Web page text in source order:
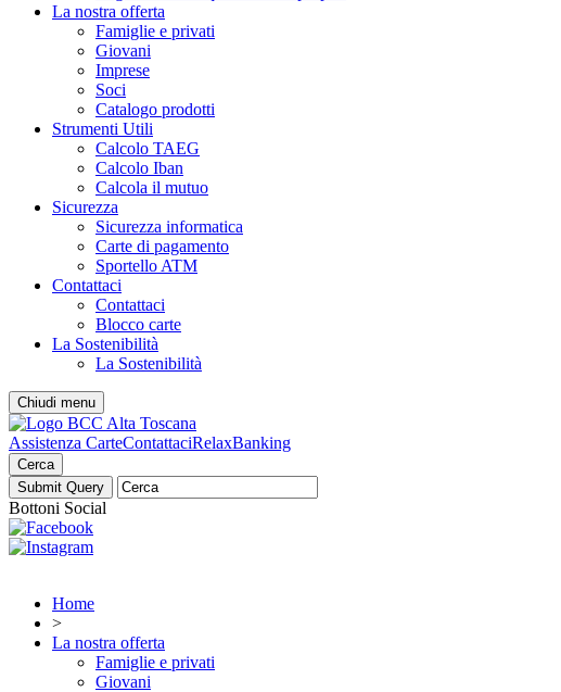
La nostra offerta
Famiglie e privati
Giovani
Imprese
Soci
Catalogo prodotti
Strumenti Utili
Calcolo TAEG
Calcolo Iban
Calcola il mutuo
Sicurezza
Sicurezza informatica
Carte di pagamento
Sportello ATM
Contattaci
Contattaci
Blocco carte
La Sostenibilità
La Sostenibilità
Chiudi menu
Assistenza CarteContattaciRelaxBanking
Cerca
Bottoni Social
Home
>
La nostra offerta
Famiglie e privati
Giovani